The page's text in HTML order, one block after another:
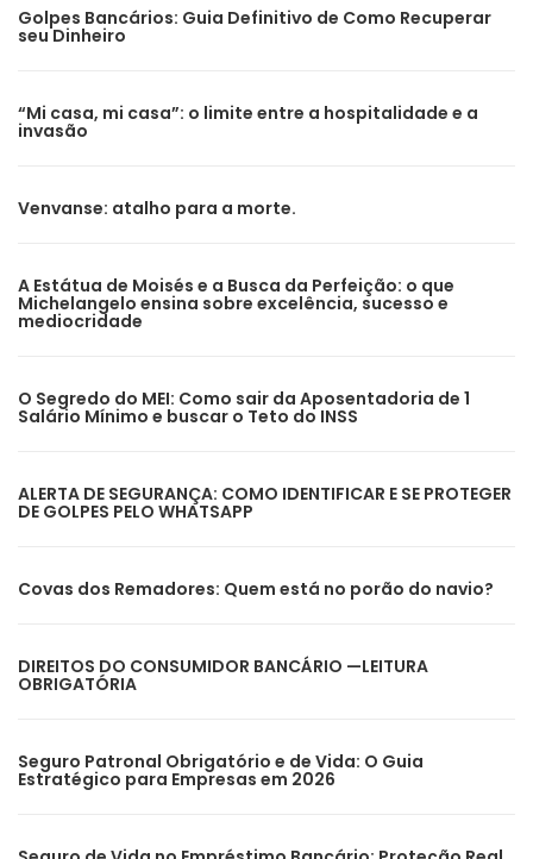
Golpes Bancários: Guia Definitivo de Como Recuperar
seu Dinheiro
“Mi casa, mi casa”: o limite entre a hospitalidade e a
invasão
Venvanse: atalho para a morte.
A Estátua de Moisés e a Busca da Perfeição: o que
Michelangelo ensina sobre excelência, sucesso e
mediocridade
O Segredo do MEI: Como sair da Aposentadoria de 1
Salário Mínimo e buscar o Teto do INSS
ALERTA DE SEGURANÇA: COMO IDENTIFICAR E SE PROTEGER
DE GOLPES PELO WHATSAPP
Covas dos Remadores: Quem está no porão do navio?
DIREITOS DO CONSUMIDOR BANCÁRIO —LEITURA
OBRIGATÓRIA
Seguro Patronal Obrigatório e de Vida: O Guia
Estratégico para Empresas em 2026